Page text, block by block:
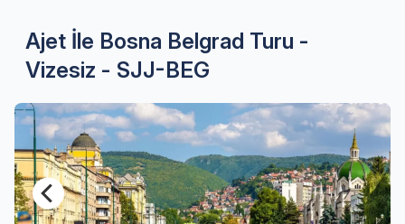
Ajet İle Bosna Belgrad Turu -
Vizesiz - SJJ-BEG